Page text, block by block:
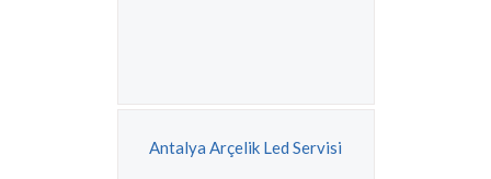
Antalya Arçelik Led Servisi